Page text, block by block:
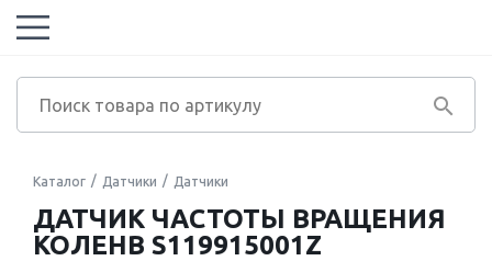
Каталог Датчики Датчики
ДАТЧИК ЧАСТОТЫ ВРАЩЕНИЯ
КОЛЕНВ S119915001Z